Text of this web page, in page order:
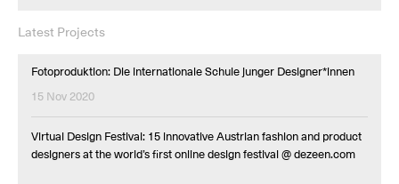
Latest Projects
Fotoproduktion: Die internationale Schule junger Designer*innen
15 Nov 2020
Virtual Design Festival: 15 innovative Austrian fashion and product
designers at the world’s first online design festival @ dezeen.com